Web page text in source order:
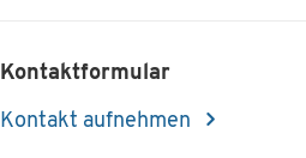
Kontaktformular
Kontakt aufnehmen